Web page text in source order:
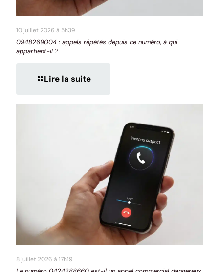
10 juillet 2026 à 5h39
0948269004 : appels répétés depuis ce numéro, à qui
appartient-il ?
Lire la suite
8 juillet 2026 à 17h19